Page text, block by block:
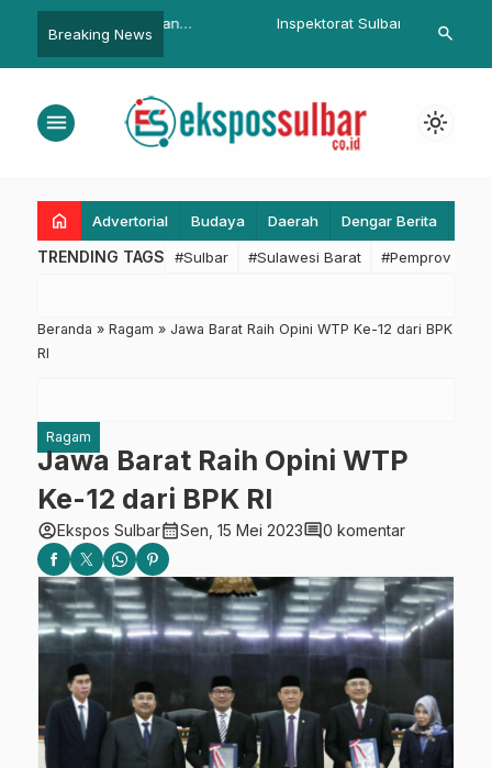
Breaking News
Haji, Kemenag
Rencana
Inspektorat Sulbar Limpahkan
Tahun 2025 ke Majelis
Kerugian Daerah
Wujudkan
PAD dan
search
menu light_mode
home Advertorial Budaya Daerah Dengar Berita
TRENDING TAGS #Sulbar #Sulawesi Barat #Pemprov
Beranda » Ragam » Jawa Barat Raih Opini WTP Ke-12 dari BPK
RI
Ragam
Jawa Barat Raih Opini WTP
Ke-12 dari BPK RI
account_circleEkspos Sulbarcalendar_monthSen, 15 Mei 2023comment0 komentar